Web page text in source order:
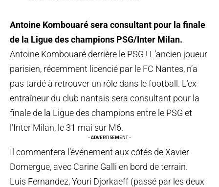
Antoine Kombouaré sera consultant pour la finale
de la Ligue des champions PSG/Inter Milan.
Antoine Kombouaré derrière le PSG ! L’ancien joueur
parisien, récemment licencié par le FC Nantes, n’a
pas tardé à retrouver un rôle dans le football. L’ex-
entraîneur du club nantais sera consultant pour la
finale de la Ligue des champions entre le PSG et
l’Inter Milan, le 31 mai sur M6.
- ADVERTISEMENT -
Il commentera l’événement aux côtés de Xavier
Domergue, avec Carine Galli en bord de terrain.
Luis Fernandez, Youri Djorkaeff (passé par les deux